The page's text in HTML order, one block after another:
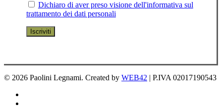
Dichiaro di aver preso visione dell'informativa sul
trattamento dei dati personali
© 2026 Paolini Legnami. Created by WEB42 | P.IVA 02017190543